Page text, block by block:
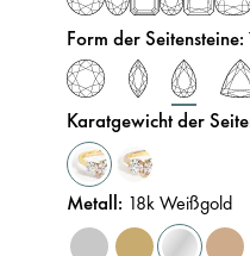
Form der Seitensteine:
Karatgewicht der
Metall: 18k Weißgold